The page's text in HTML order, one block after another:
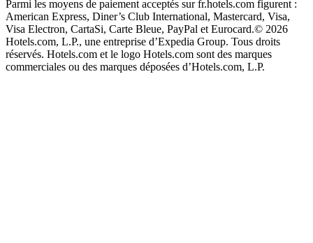
Parmi les moyens de paiement acceptés sur fr.hotels.com figurent :
American Express, Diner’s Club International, Mastercard, Visa,
Visa Electron, CartaSi, Carte Bleue, PayPal et Eurocard.© 2026
Hotels.com, L.P., une entreprise d’Expedia Group. Tous droits
réservés. Hotels.com et le logo Hotels.com sont des marques
commerciales ou des marques déposées d’Hotels.com, L.P.